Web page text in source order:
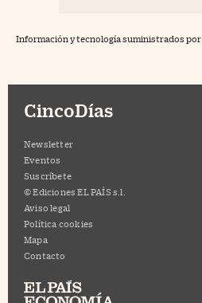
Información y tecnología suministrados por
CincoDías
Newsletter
Eventos
Suscríbete
© Ediciones EL PAÍS s.l.
Aviso legal
Política cookies
Mapa
Contacto